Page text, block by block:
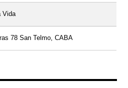
Vida
78 San Telmo, CABA